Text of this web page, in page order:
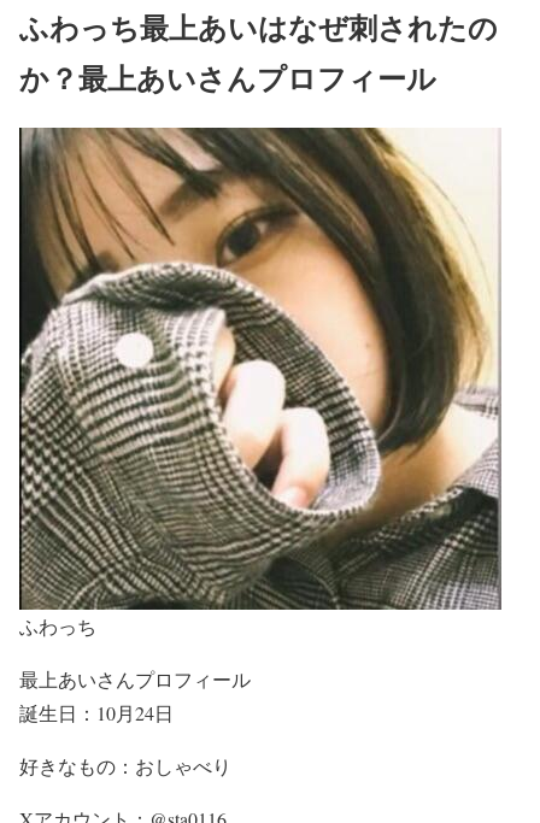
ふわっち最上あいはなぜ刺されたの
か？最上あいさんプロフィール
ふわっち
最上あいさんプロフィール
誕生日：10月24日
好きなもの：おしゃべり